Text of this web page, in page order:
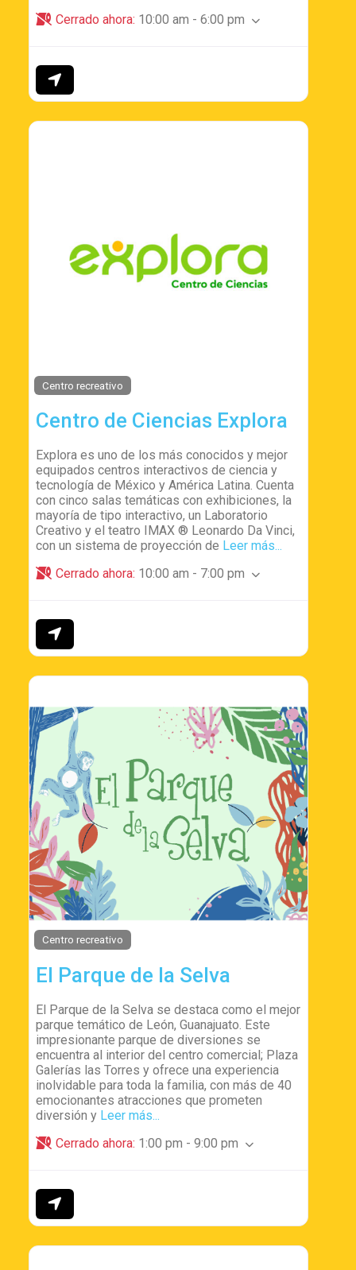
Cerrado ahora: 10:00 am - 6:00 pm
Centro recreativo
Centro de Ciencias Explora
Explora es uno de los más conocidos y mejor
equipados centros interactivos de ciencia y
tecnología de México y América Latina. Cuenta
con cinco salas temáticas con exhibiciones, la
mayoría de tipo interactivo, un Laboratorio
Creativo y el teatro IMAX ® Leonardo Da Vinci,
con un sistema de proyección de Leer más...
Cerrado ahora: 10:00 am - 7:00 pm
Centro recreativo
El Parque de la Selva
El Parque de la Selva se destaca como el mejor
parque temático de León, Guanajuato. Este
impresionante parque de diversiones se
encuentra al interior del centro comercial; Plaza
Galerías las Torres y ofrece una experiencia
inolvidable para toda la familia, con más de 40
emocionantes atracciones que prometen
diversión y Leer más...
Cerrado ahora: 1:00 pm - 9:00 pm